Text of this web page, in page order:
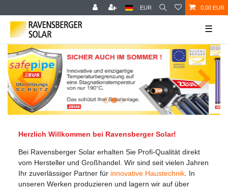
EUR 0,00 EUR
☰
Herzlich Willkommen bei Ravensberger Solar!
Bei Ravensberger Solar erhalten Sie Profi-Qualität direkt
vom Hersteller und Großhandel. Wir sind seit vielen Jahren
Ihr zuverlässiger Partner für innovative Haustechnik. In
unseren Werken produzieren und lagern wir auf über